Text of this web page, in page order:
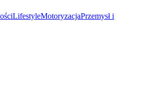
LifestyleMotoryzacjaPrzemysł i